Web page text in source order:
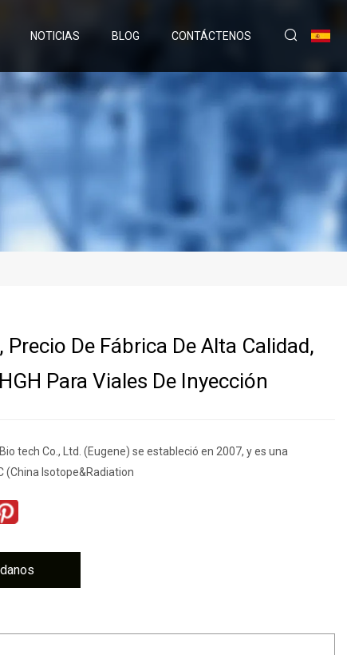
NOTICIAS BLOG CONTÁCTENOS
Precio De Fábrica De Alta Calidad,
Para Viales De Inyección
tech Co., Ltd. (Eugene) se estableció en 2007, y es una
(China Isotope&Radiation